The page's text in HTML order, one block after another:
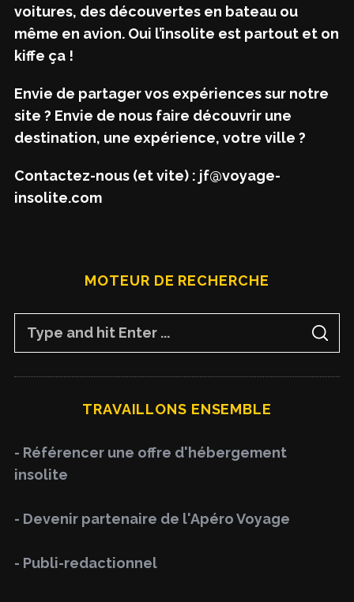
voitures, des découvertes en bateau ou
même en avion. Oui l’insolite est partout et on
kiffe ça !
Envie de partager vos expériences sur notre
site ? Envie de nous faire découvrir une
destination, une expérience, votre ville ?
Contactez-nous (et vite) : jf@voyage-
insolite.com
MOTEUR DE RECHERCHE
f
o
:
S
A
C
TRAVAILLONS ENSEMBLE
- Référencer une offre d'hébergement
insolite
- Devenir partenaire de l'Apéro Voyage
- Publi-redactionnel